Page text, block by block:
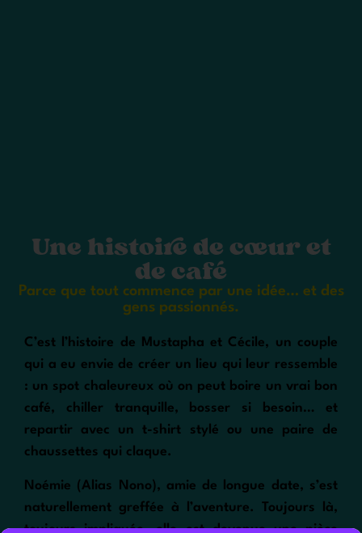
Une histoire de cœur et
de café
Parce que tout commence par une idée… et des
gens passionnés.
C’est l’histoire de Mustapha et Cécile, un couple
qui a eu envie de créer un lieu qui leur ressemble
: un spot chaleureux où on peut boire un vrai bon
café, chiller tranquille, bosser si besoin… et
repartir avec un t-shirt stylé ou une paire de
chaussettes qui claque.
Noémie (Alias Nono), amie de longue date, s’est
naturellement greffée à l’aventure. Toujours là,
toujours impliquée, elle est devenue une pièce